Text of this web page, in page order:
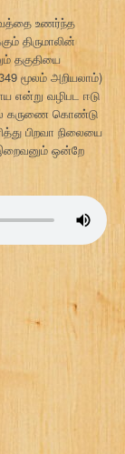
உணர்ந்த
திருமாலின்
தகுதியை
மூலம் அறியலாம்)
என்று வழிபட ஈடு
கருணை கொண்டு
பிறவா நிலையை
இறைவனும் ஒன்றே